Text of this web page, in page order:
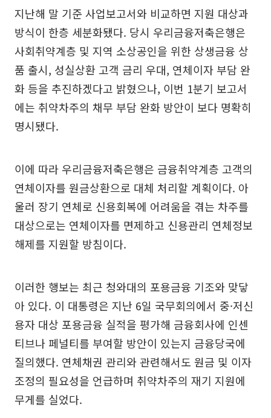
지난해 말 기준 사업보고서와 비교하면 지원 대상과
방식이 한층 세분화됐다. 당시 우리금융저축은행은
사회취약계층 및 지역 소상공인을 위한 상생금융 상
품 출시, 성실상환 고객 금리 우대, 연체이자 부담 완
화 등을 추진하겠다고 밝혔으나, 이번 1분기 보고서
에는 취약차주의 채무 부담 완화 방안이 보다 명확히
명시됐다.
이에 따라 우리금융저축은행은 금융취약계층 고객의
연체이자를 원금상환으로 대체 처리할 계획이다. 아
울러 장기 연체로 신용회복에 어려움을 겪는 차주를
대상으로는 연체이자를 면제하고 신용관리 연체정보
해제를 지원할 방침이다.
이러한 행보는 최근 청와대의 포용금융 기조와 맞닿
아 있다. 이 대통령은 지난 6일 국무회의에서 중·저신
용자 대상 포용금융 실적을 평가해 금융회사에 인센
티브나 페널티를 부여할 방안이 있는지 금융당국에
질의했다. 연체채권 관리와 관련해서도 원금 및 이자
조정의 필요성을 언급하며 취약차주의 재기 지원에
무게를 실었다.